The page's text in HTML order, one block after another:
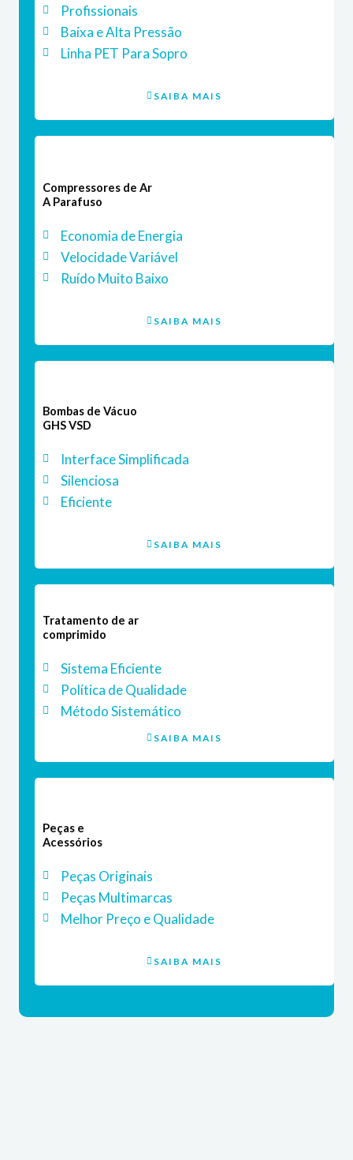
Profissionais
Baixa e Alta Pressão
Linha PET Para Sopro
SAIBA MAIS
Compressores de Ar
A Parafuso
Economia de Energia
Velocidade Variável
Ruído Muito Baixo
SAIBA MAIS
Bombas de Vácuo
GHS VSD
Interface Simplificada
Silenciosa
Eficiente
SAIBA MAIS
Tratamento de ar
comprimido
Sistema Eficiente
Política de Qualidade
Método Sistemático
SAIBA MAIS
Peças e
Acessórios
Peças Originais
Peças Multimarcas
Melhor Preço e Qualidade
SAIBA MAIS